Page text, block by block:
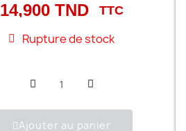
14,900 TND TTC
Rupture de stock
Ajouter au panier